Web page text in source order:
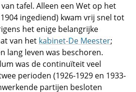
tafel. Alleen een Wet op het
ingediend) kwam vrij snel tot
het enige belangrijke
van het kabinet-De Meester;
lang leven was beschoren.
was de continuïteit veel
perioden (1926-1929 en 1933-
partijen besloten